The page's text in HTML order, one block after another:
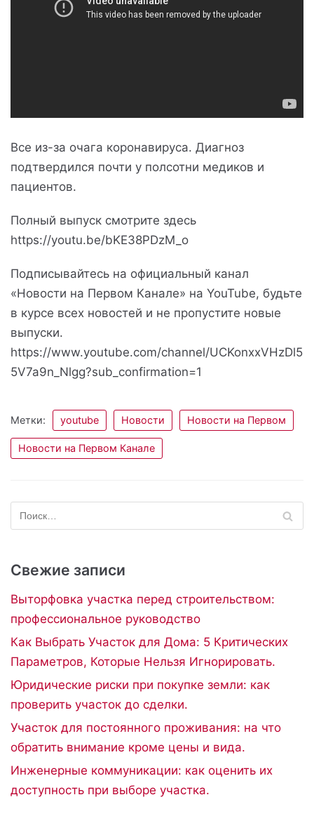
Все из-за очага коронавируса. Диагноз
подтвердился почти у полсотни медиков и
пациентов.
Полный выпуск смотрите здесь
https://youtu.be/bKE38PDzM_o
Подписывайтесь на официальный канал
«Новости на Первом Канале» на YouTube, будьте
в курсе всех новостей и не пропустите новые
выпуски.
https://www.youtube.com/channel/UCKonxxVHzDl5
5V7a9n_Nlgg?sub_confirmation=1
Метки: youtube Новости Новости на Первом
Новости на Первом Канале
Свежие записи
Выторфовка участка перед строительством:
профессиональное руководство
Как Выбрать Участок для Дома: 5 Критических
Параметров, Которые Нельзя Игнорировать.
Юридические риски при покупке земли: как
проверить участок до сделки.
Участок для постоянного проживания: на что
обратить внимание кроме цены и вида.
Инженерные коммуникации: как оценить их
доступность при выборе участка.